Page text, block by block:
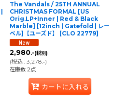
The Vandals / 25TH ANNUAL
CHRISTMAS FORMAL [US
Orig.LP+Inner | Red & Black
Marble] [12inch | Gatefold | レー
ベル]【ユーズド】
[CLO 22779]
2,980.-(税別)
(税込: 3,278.-)
在庫数 2点
カートに入れる